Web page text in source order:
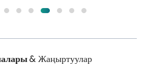
& Жаңыртуулар